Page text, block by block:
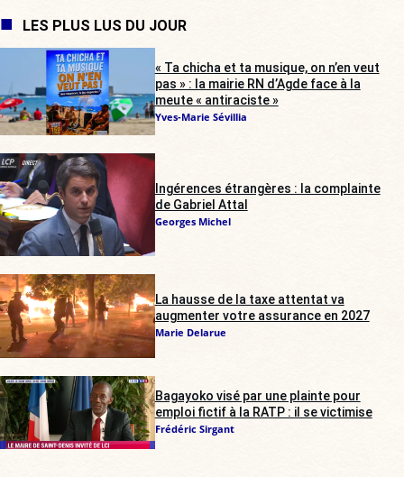
LES PLUS LUS DU JOUR
« Ta chicha et ta musique, on n’en veut
pas » : la mairie RN d’Agde face à la
meute « antiraciste »
Yves-Marie Sévillia
Ingérences étrangères : la complainte
de Gabriel Attal
Georges Michel
La hausse de la taxe attentat va
augmenter votre assurance en 2027
Marie Delarue
Bagayoko visé par une plainte pour
emploi fictif à la RATP : il se victimise
Frédéric Sirgant